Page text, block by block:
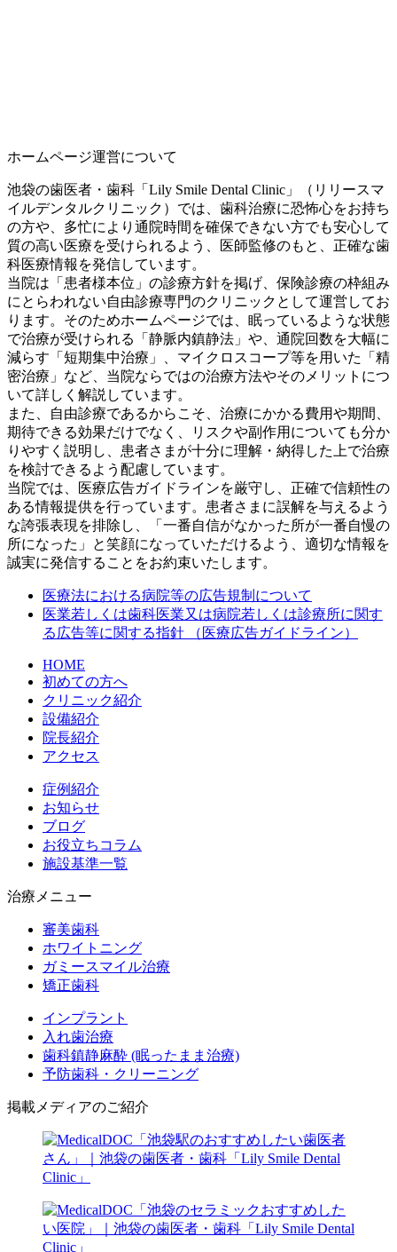
ホームページ運営について
池袋の歯医者・歯科「Lily Smile Dental Clinic」（リリースマ
イルデンタルクリニック）では、歯科治療に恐怖心をお持ち
の方や、多忙により通院時間を確保できない方でも安心して
質の高い医療を受けられるよう、医師監修のもと、正確な歯
科医療情報を発信しています。
当院は「患者様本位」の診療方針を掲げ、保険診療の枠組み
にとらわれない自由診療専門のクリニックとして運営してお
ります。そのためホームページでは、眠っているような状態
で治療が受けられる「静脈内鎮静法」や、通院回数を大幅に
減らす「短期集中治療」、マイクロスコープ等を用いた「精
密治療」など、当院ならではの治療方法やそのメリットにつ
いて詳しく解説しています。
また、自由診療であるからこそ、治療にかかる費用や期間、
期待できる効果だけでなく、リスクや副作用についても分か
りやすく説明し、患者さまが十分に理解・納得した上で治療
を検討できるよう配慮しています。
当院では、医療広告ガイドラインを厳守し、正確で信頼性の
ある情報提供を行っています。患者さまに誤解を与えるよう
な誇張表現を排除し、「一番自信がなかった所が一番自慢の
所になった」と笑顔になっていただけるよう、適切な情報を
誠実に発信することをお約束いたします。
医療法における病院等の広告規制について
医業若しくは歯科医業又は病院若しくは診療所に関す
る広告等に関する指針 （医療広告ガイドライン）
HOME
初めての方へ
クリニック紹介
設備紹介
院長紹介
アクセス
症例紹介
お知らせ
ブログ
お役立ちコラム
施設基準一覧
治療メニュー
審美歯科
ホワイトニング
ガミースマイル治療
矯正歯科
インプラント
入れ歯治療
歯科鎮静麻酔 (眠ったまま治療)
予防歯科・クリーニング
掲載メディアのご紹介